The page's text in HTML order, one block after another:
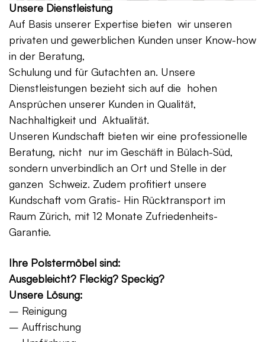
Unsere Dienstleistung
Auf Basis unserer Expertise bieten wir unseren
privaten und gewerblichen Kunden unser Know-how
in der Beratung,
Schulung und für Gutachten an. Unsere
Dienstleistungen bezieht sich auf die hohen
Ansprüchen unserer Kunden in Qualität,
Nachhaltigkeit und Aktualität.
Unseren Kundschaft bieten wir eine professionelle
Beratung, nicht nur im Geschäft in Bülach-Süd,
sondern unverbindlich an Ort und Stelle in der
ganzen Schweiz. Zudem profitiert unsere
Kundschaft vom Gratis- Hin Rücktransport im
Raum Zürich, mit 12 Monate Zufriedenheits-
Garantie.
Ihre Polstermöbel sind:
Ausgebleicht? Fleckig? Speckig?
Unsere Lösung:
– Reinigung
– Auffrischung